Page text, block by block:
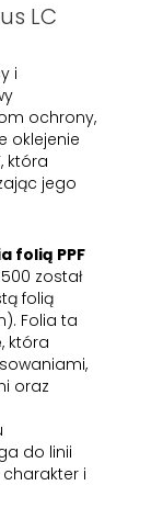
LC
i
ochrony,
oklejenie
która
jego
folią PPF
został
folią
Folia ta
która
oraz
do linii
i